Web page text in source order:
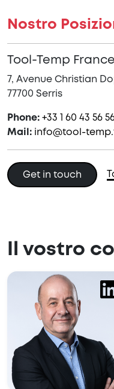
Nostro
Tool-Temp France
7, Avenue Christian
77700 Serris
Phone: +33 1 60 43 56
Mail: info@tool-
Get in touch
Il vostro